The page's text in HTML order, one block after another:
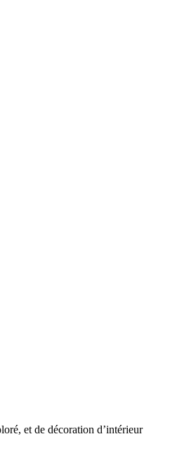
et de décoration d’intérieur